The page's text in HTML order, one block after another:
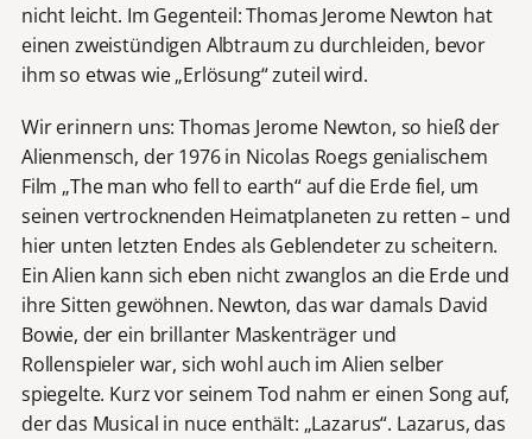
nicht leicht. Im Gegenteil: Thomas Jerome Newton hat
einen zweistündigen Albtraum zu durchleiden, bevor
ihm so etwas wie „Erlösung“ zuteil wird.
Wir erinnern uns: Thomas Jerome Newton, so hieß der
Alienmensch, der 1976 in Nicolas Roegs genialischem
Film „The man who fell to earth“ auf die Erde fiel, um
seinen vertrocknenden Heimatplaneten zu retten – und
hier unten letzten Endes als Geblendeter zu scheitern.
Ein Alien kann sich eben nicht zwanglos an die Erde und
ihre Sitten gewöhnen. Newton, das war damals David
Bowie, der ein brillanter Maskenträger und
Rollenspieler war, sich wohl auch im Alien selber
spiegelte. Kurz vor seinem Tod nahm er einen Song auf,
der das Musical in nuce enthält: „Lazarus“. Lazarus, das